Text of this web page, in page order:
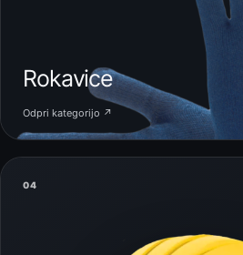
Rokavice
Odpri kategorijo ↗
04